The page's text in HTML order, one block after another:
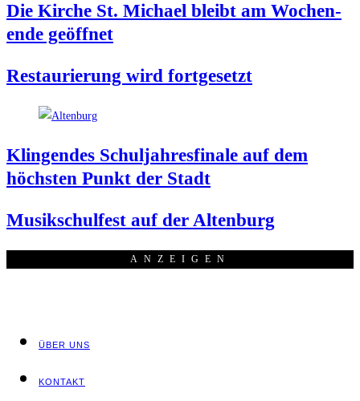
Die Kir­che St. Micha­el bleibt am Wochen­
en­de geöffnet
Restau­rie­rung wird fortgesetzt
Klin­gen­des Schul­jah­res­fi­na­le auf dem
höchs­ten Punkt der Stadt
Musik­schul­fest auf der Altenburg
ANZEI­GEN
ÜBER UNS
KON­TAKT